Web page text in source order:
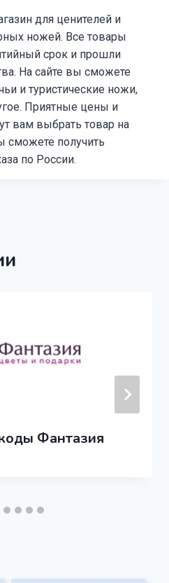
для ценителей и
ножей. Все товары
срок и прошли
На сайте вы сможете
и туристические ножи,
Приятные цены и
вам выбрать товар на
получить
по России.
Фантазия